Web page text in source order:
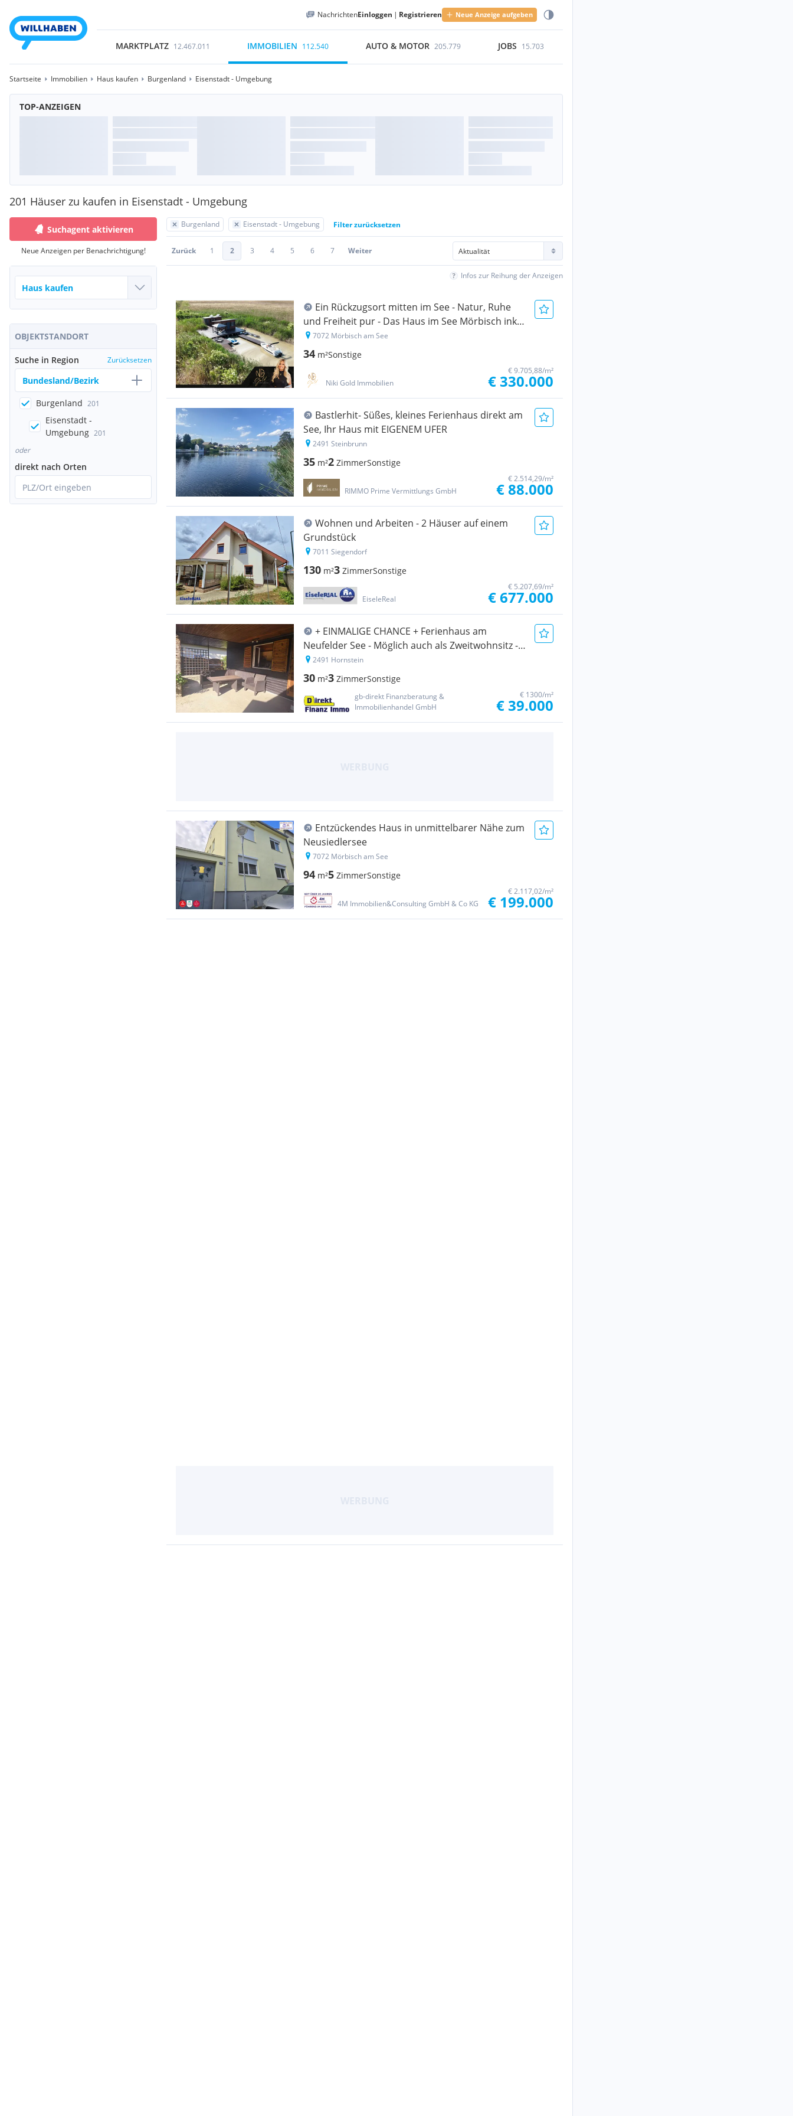
NachrichtenEinloggen | Registrieren Neue Anzeige aufgeben
MARKTPLATZ 12.467.011 IMMOBILIEN 112.540 AUTO & MOTOR 205.779 JOBS 15.703
Startseite Immobilien Haus kaufen Burgenland Eisenstadt - Umgebung
TOP-ANZEIGEN
201 Häuser zu kaufen in Eisenstadt - Umgebung
Suchagent aktivieren
Neue Anzeigen per Benachrichtigung!
OBJEKTSTANDORT
Suche in Region Zurücksetzen
Bundesland/Bezirk
Burgenland 201
Eisenstadt -
Umgebung 201
oder
direkt nach Orten
PLZ/Ort eingeben
Burgenland Eisenstadt - Umgebung Filter zurücksetzen
Zurück 1 2 3 4 5 6 7 Weiter
Infos zur Reihung der Anzeigen
Ein Rückzugsort mitten im See - Natur, Ruhe
und Freiheit pur - Das Haus im See Mörbisch inkl.
Motorboot
7072 Mörbisch am See
34 m²Sonstige
Niki Gold Immobilien
€ 9.705,88/m²
€ 330.000
Bastlerhit- Süßes, kleines Ferienhaus direkt am
See, Ihr Haus mit EIGENEM UFER
2491 Steinbrunn
35 m²2 ZimmerSonstige
RIMMO Prime Vermittlungs GmbH
€ 2.514,29/m²
€ 88.000
Wohnen und Arbeiten - 2 Häuser auf einem
Grundstück
7011 Siegendorf
130 m²3 ZimmerSonstige
EiseleReal
€ 5.207,69/m²
€ 677.000
+ EINMALIGE CHANCE + Ferienhaus am
Neufelder See - Möglich auch als Zweitwohnsitz -
paar Minuten vom Badesee entfernt -
Privatstraße um nur EUR 39.000,-
2491 Hornstein
30 m²3 ZimmerSonstige
gb-direkt Finanzberatung &
Immobilienhandel GmbH
€ 1300/m²
€ 39.000
Entzückendes Haus in unmittelbarer Nähe zum
Neusiedlersee
7072 Mörbisch am See
94 m²5 ZimmerSonstige
4M Immobilien&Consulting GmbH & Co KG
€ 2.117,02/m²
€ 199.000